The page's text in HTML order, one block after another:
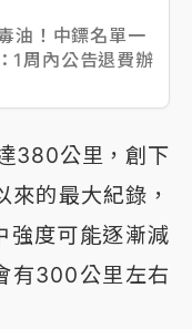
油！中鏢名單一
周內公告退費辦
380公里，創下
的最大紀錄，
強度可能逐漸減
有300公里左右